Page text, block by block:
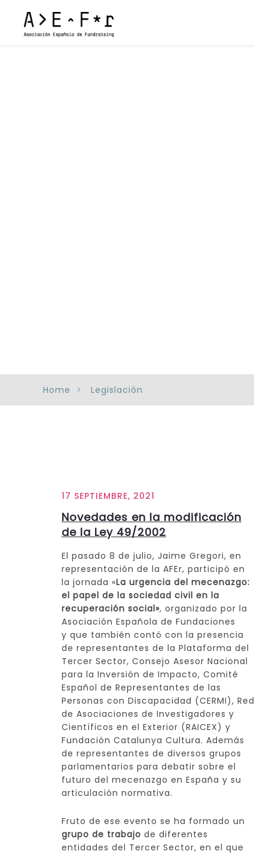
Home Legislación
17 SEPTIEMBRE, 2021
Novedades en la modificación
de la Ley 49/2002
El pasado 8 de julio, Jaime Gregori, en
representación de la AFEr, participó en
la jornada «La urgencia del mecenazgo:
el papel de la sociedad civil en la
recuperación social», organizado por la
Asociación Española de Fundaciones
y que también contó con la presencia
de representantes de la Plataforma del
Tercer Sector, Consejo Asesor Nacional
para la Inversión de Impacto, Comité
Español de Representantes de las
Personas con Discapacidad (CERMI), Red
de Asociaciones de Investigadores y
Científicos en el Exterior (RAICEX) y
Fundación Catalunya Cultura. Además
de representantes de diversos grupos
parlamentarios para debatir sobre el
futuro del mecenazgo en España y su
articulación normativa.
Fruto de ese evento se ha formado un
grupo de trabajo de diferentes
entidades del Tercer Sector, en el que